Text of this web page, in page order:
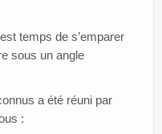
temps de s’emparer
sous un angle
a été réuni par
: